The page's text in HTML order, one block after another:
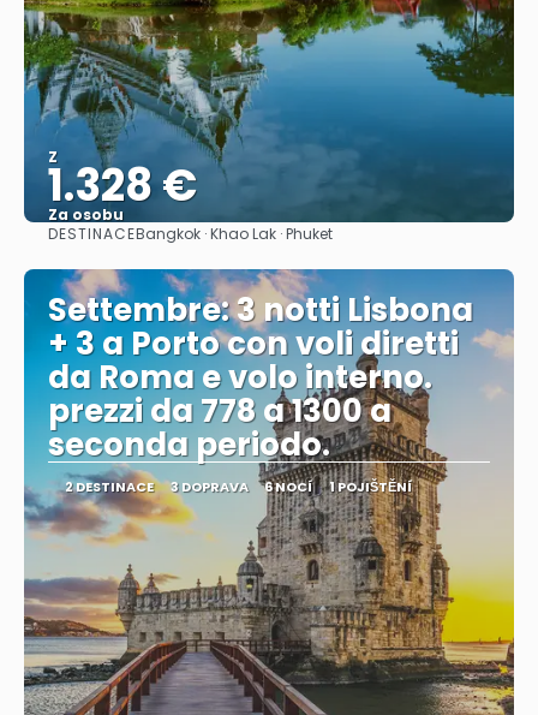
Z
1.328 €
Za osobu
Zobrazit
DESTINACEBangkok · Khao Lak · Phuket
Settembre: 3 notti Lisbona
+ 3 a Porto con voli diretti
da Roma e volo interno.
prezzi da 778 a 1300 a
seconda periodo.
2 DESTINACE 3 DOPRAVA 6 NOCÍ 1 POJIŠTĚNÍ